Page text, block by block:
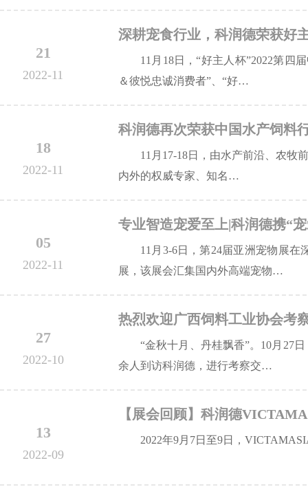
21
2022-11
深耕宠食行业，科润德荣获好
11月18日，“好主人杯”2022第四
＆彼悦忠诚消费者”、“好…
18
2022-11
科润德再次荣获中国水产饲料
11月17-18日，由水产前沿、农牧
内外的权威专家、知名…
05
2022-11
专业智造宠爱至上|科润德携“
11月3-6日，第24届亚洲宠物展
展，该展会汇集国内外高端宠物…
27
2022-10
热烈欢迎广西饲料工业协会考
“金秋十月、丹桂飘香”。10月27
余人到访科润德，进行考察交…
13
2022-09
【展会回顾】科润德
2022年9月7日至9日，